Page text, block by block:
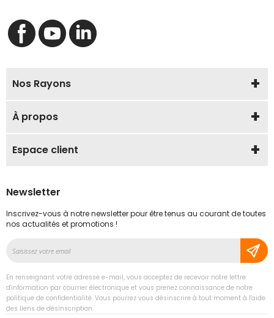
Nos Rayons
À propos
Espace client
Newsletter
Inscrivez-vous à notre newsletter pour être tenus au courant de toutes
nos actualités et promotions !
notre
lettre
d’information
:
En renseignant votre adresse e-mail, vous acceptez de recevoir notre lettre
d'information par courrier électronique et vous prenez connaissance de notre
politique de confidentialité. Vous pourrez vous désinscrire à tout moment à l'aide
des liens de désinscription.